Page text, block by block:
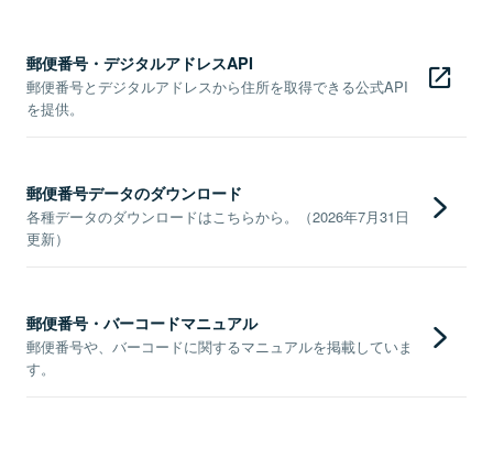
郵便番号・デジタルアドレスAPI
郵便番号とデジタルアドレスから住所を取得できる公式API
を提供。
郵便番号データのダウンロード
各種データのダウンロードはこちらから。（2026年7月31日
更新）
郵便番号・バーコードマニュアル
郵便番号や、バーコードに関するマニュアルを掲載していま
す。